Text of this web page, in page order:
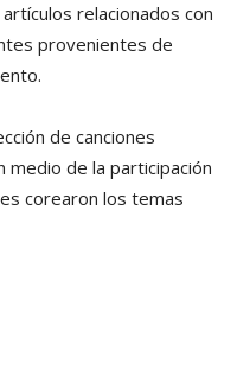
relacionados con
provenientes de
de canciones
de la participación
corearon los temas